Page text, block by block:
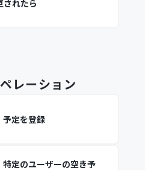
されたら
レーション
予定を登録
特定のユーザーの空き予